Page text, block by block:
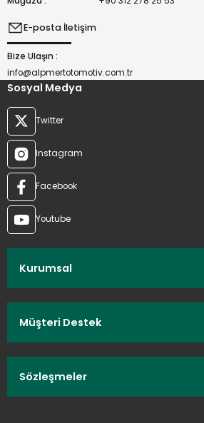
E-posta İletişim
Bize Ulaşın :
info@alpmertotomotiv.com.tr
Sosyal Medya
Twitter
Instagram
Facebook
Youtube
Kurumsal
Müşteri Destek
Sözleşmeler